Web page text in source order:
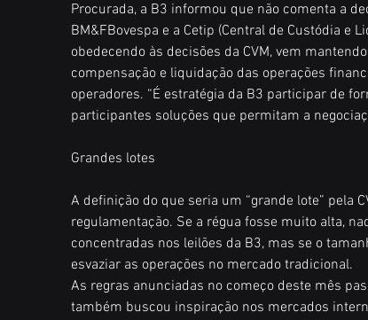
Procurada, a B3 informou que não comenta a
BM&FBovespa e a Cetip (Central de Custódia e
obedecendo às decisões da CVM, vem
compensação e liquidação das operações
operadores. “É estratégia da B3 participar de
participantes soluções que permitam a
Grandes lotes
A definição do que seria um “grande lote” pela
regulamentação. Se a régua fosse muito alta,
concentradas nos leilões da B3, mas se o
esvaziar as operações no mercado tradicional.
As regras anunciadas no começo deste mês
também buscou inspiração nos mercados